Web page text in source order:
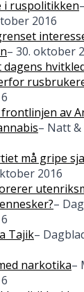
i ruspolitikken
2016
– 30. oktober
dagens
av
– Natt
må gripe
2016
–
Tajik–
narkotika–